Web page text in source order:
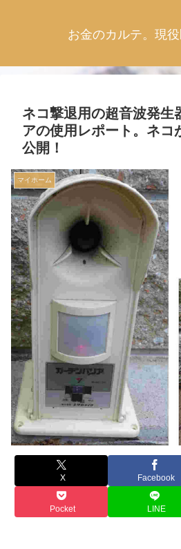
お金のカルテ。現
ネコ撃退用の超音波発生
アの使用レポート。ネコ
公開！
マイホーム
X Facebook
Pocket LINE